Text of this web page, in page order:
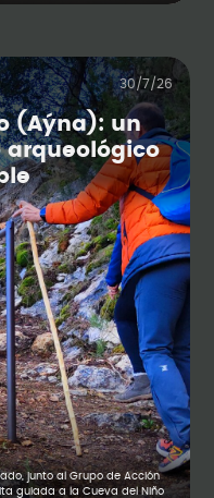
30/7/26
(Aýna): un
arqueológico
junto al Grupo de Acción
guiada a la Cueva del Niño